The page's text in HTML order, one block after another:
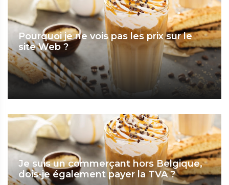
Pourquoi je ne vois pas les prix sur le
site Web ?
Je suis un commerçant hors Belgique,
dois-je également payer la TVA ?